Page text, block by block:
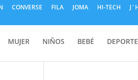
CONVERSE FILA JOMA HI-TECH
MUJER NIÑOS BEBÉ